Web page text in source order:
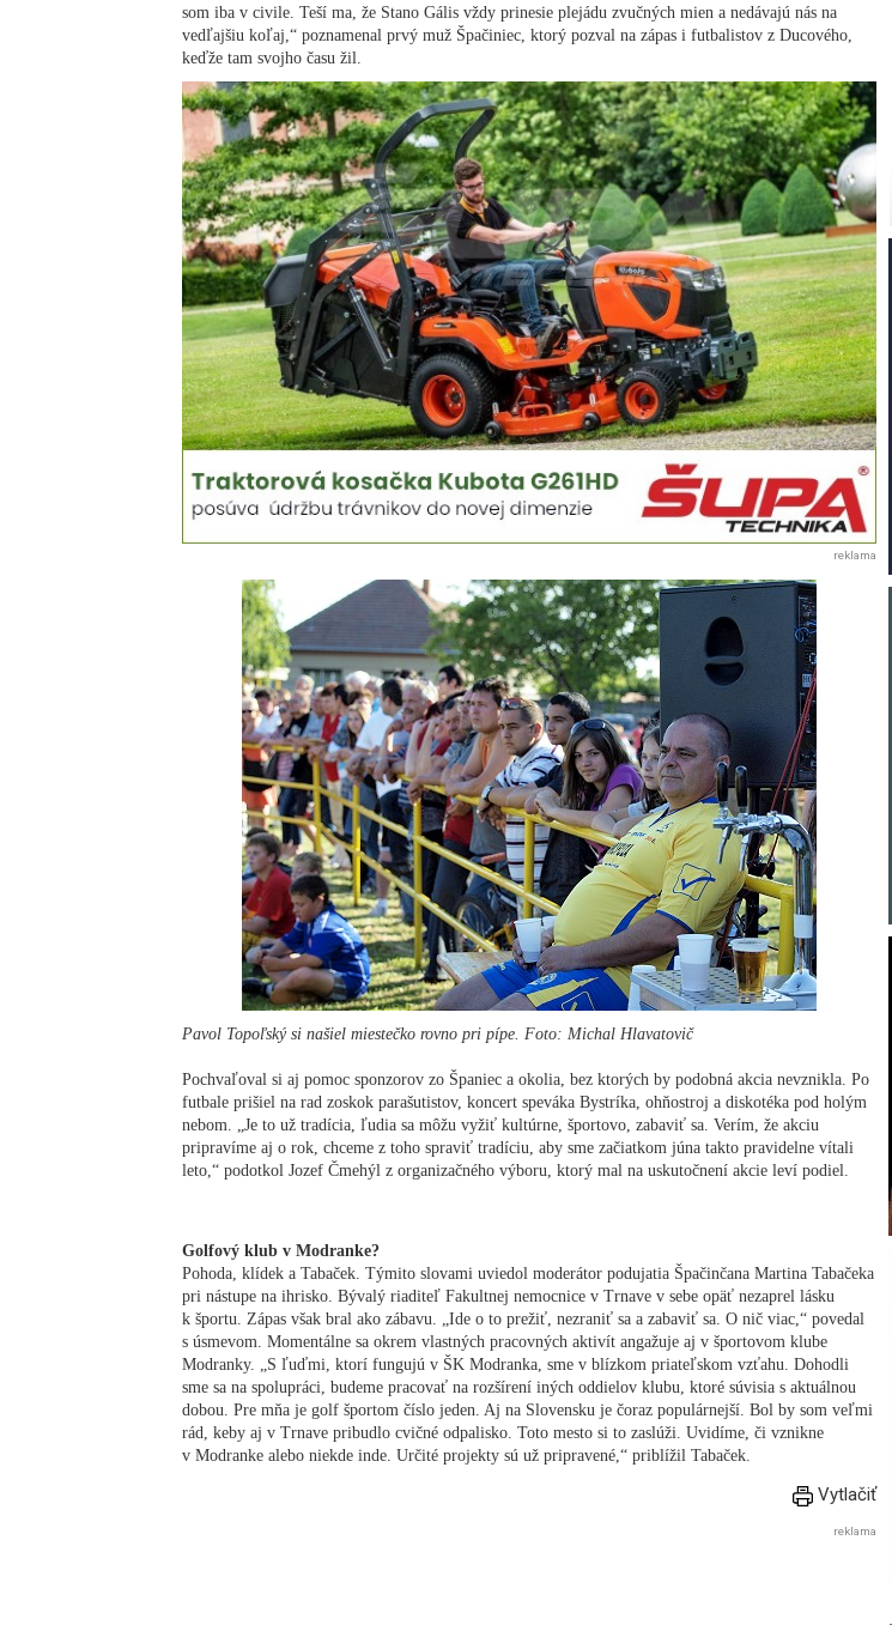
som iba v civile. Teší ma, že Stano Gális vždy prinesie plejádu zvučných mien a nedávajú nás na
vedľajšiu koľaj,“ poznamenal prvý muž Špačiniec, ktorý pozval na zápas i futbalistov z Ducového,
keďže tam svojho času žil.
reklama
Pavol Topoľský si našiel miestečko rovno pri pípe. Foto: Michal Hlavatovič
Pochvaľoval si aj pomoc sponzorov zo Španiec a okolia, bez ktorých by podobná akcia nevznikla. Po
futbale prišiel na rad zoskok parašutistov, koncert speváka Bystríka, ohňostroj a diskotéka pod holým
nebom. „Je to už tradícia, ľudia sa môžu vyžiť kultúrne, športovo, zabaviť sa. Verím, že akciu
pripravíme aj o rok, chceme z toho spraviť tradíciu, aby sme začiatkom júna takto pravidelne vítali
leto,“ podotkol Jozef Čmehýl z organizačného výboru, ktorý mal na uskutočnení akcie leví podiel.
Golfový klub v Modranke?
Pohoda, klídek a Tabaček. Týmito slovami uviedol moderátor podujatia Špačinčana Martina Tabačeka
pri nástupe na ihrisko. Bývalý riaditeľ Fakultnej nemocnice v Trnave v sebe opäť nezaprel lásku
k športu. Zápas však bral ako zábavu. „Ide o to prežiť, nezraniť sa a zabaviť sa. O nič viac,“ povedal
s úsmevom. Momentálne sa okrem vlastných pracovných aktivít angažuje aj v športovom klube
Modranky. „S ľuďmi, ktorí fungujú v ŠK Modranka, sme v blízkom priateľskom vzťahu. Dohodli
sme sa na spolupráci, budeme pracovať na rozšírení iných oddielov klubu, ktoré súvisia s aktuálnou
dobou. Pre mňa je golf športom číslo jeden. Aj na Slovensku je čoraz populárnejší. Bol by som veľmi
rád, keby aj v Trnave pribudlo cvičné odpalisko. Toto mesto si to zaslúži. Uvidíme, či vznikne
v Modranke alebo niekde inde. Určité projekty sú už pripravené,“ priblížil Tabaček.
Vytlačiť
reklama